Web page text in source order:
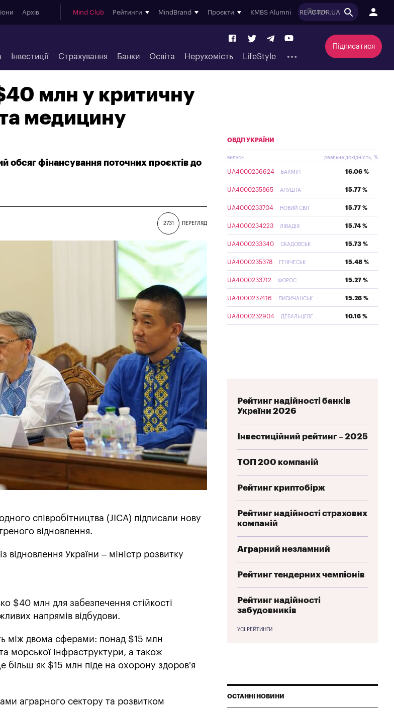
Архів Mind Club Рейтинги MindBrand Проєкти KMBS Alumni REACTOR.UA
Інвестиції Страхування Банки Освіта Нерухомість LifeStyle
Підписатися
млн у критичну
медицину
обсяг фінансування поточних проєктів до
2731 ПЕРЕГЛЯД
співробітництва (JICA) підписали нову
відновлення.
відновлення України – міністр розвитку
$40 млн для забезпечення стійкості
напрямів відбудови.
між двома сферами: понад $15 млн
морської інфраструктури, а також
більш як $15 млн піде на охорону здоров'я
аграрного сектору та розвитком
ОВДП УКРАЇНИ
випуск реальна дохідність, %
UA4000236624 БАХМУТ 16.06 %
UA4000235865 АЛУШТА 15.77 %
UA4000233704 НОВИЙ СВІТ 15.77 %
UA4000234223 ЛІВАДІЯ 15.74 %
UA4000233340 СКАДОВСЬК 15.73 %
UA4000235378 ГЕНІЧЕСЬК 15.48 %
UA4000233712 ФОРОС 15.27 %
UA4000237416 ЛИСИЧАНСЬК 15.26 %
UA4000232904 ДЕБАЛЬЦЕВЕ 10.16 %
Рейтинг надійності банків
України 2026
Інвестиційний рейтинг – 2025
ТОП 200 компаній
Рейтинг криптобірж
Рейтинг надійності страхових
компаній
Аграрний незламний
Рейтинг тендерних чемпіонів
Рейтинг надійності
забудовників
УСІ РЕЙТИНГИ
ОСТАННІ НОВИНИ